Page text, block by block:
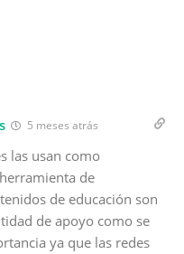
5 meses atrás
las usan como
de
de educación son
de apoyo como se
ya que las redes